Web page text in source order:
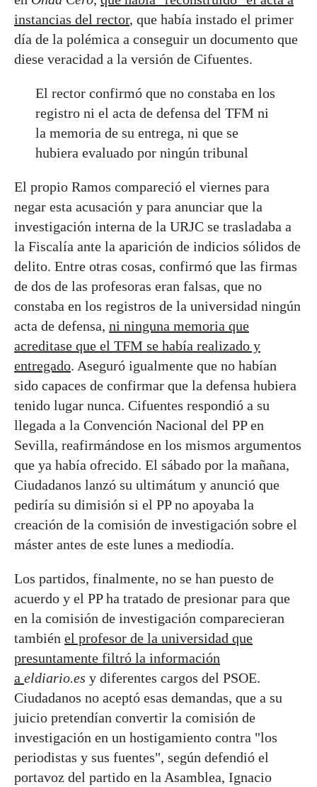
instancias del rector, que había instado el primer
día de la polémica a conseguir un documento que
diese veracidad a la versión de Cifuentes.
El rector confirmó que no constaba en los
registro ni el acta de defensa del TFM ni
la memoria de su entrega, ni que se
hubiera evaluado por ningún tribunal
El propio Ramos compareció el viernes para
negar esta acusación y para anunciar que la
investigación interna de la URJC se trasladaba a
la Fiscalía ante la aparición de indicios sólidos de
delito. Entre otras cosas, confirmó que las firmas
de dos de las profesoras eran falsas, que no
constaba en los registros de la universidad ningún
acta de defensa, ni ninguna memoria que
acreditase que el TFM se había realizado y
entregado. Aseguró igualmente que no habían
sido capaces de confirmar que la defensa hubiera
tenido lugar nunca. Cifuentes respondió a su
llegada a la Convención Nacional del PP en
Sevilla, reafirmándose en los mismos argumentos
que ya había ofrecido. El sábado por la mañana,
Ciudadanos lanzó su ultimátum y anunció que
pediría su dimisión si el PP no apoyaba la
creación de la comisión de investigación sobre el
máster antes de este lunes a mediodía.
Los partidos, finalmente, no se han puesto de
acuerdo y el PP ha tratado de presionar para que
en la comisión de investigación comparecieran
también el profesor de la universidad que
presuntamente filtró la información
a eldiario.es y diferentes cargos del PSOE.
Ciudadanos no aceptó esas demandas, que a su
juicio pretendían convertir la comisión de
investigación en un hostigamiento contra "los
periodistas y sus fuentes", según defendió el
portavoz del partido en la Asamblea, Ignacio